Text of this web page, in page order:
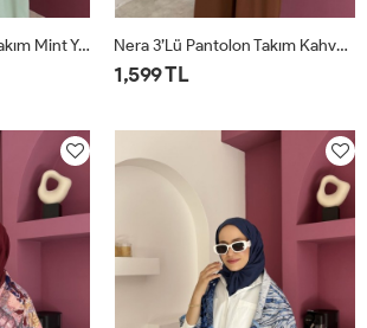
Nera 3’lü Pantolon Takım Mint Yeşili Nera 3’lü Pantolon Takım Kahverengi
1,599 TL